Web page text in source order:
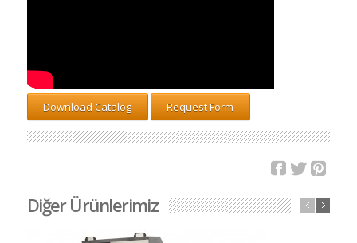
Download Catalog Request Form
Diğer Ürünlerimiz